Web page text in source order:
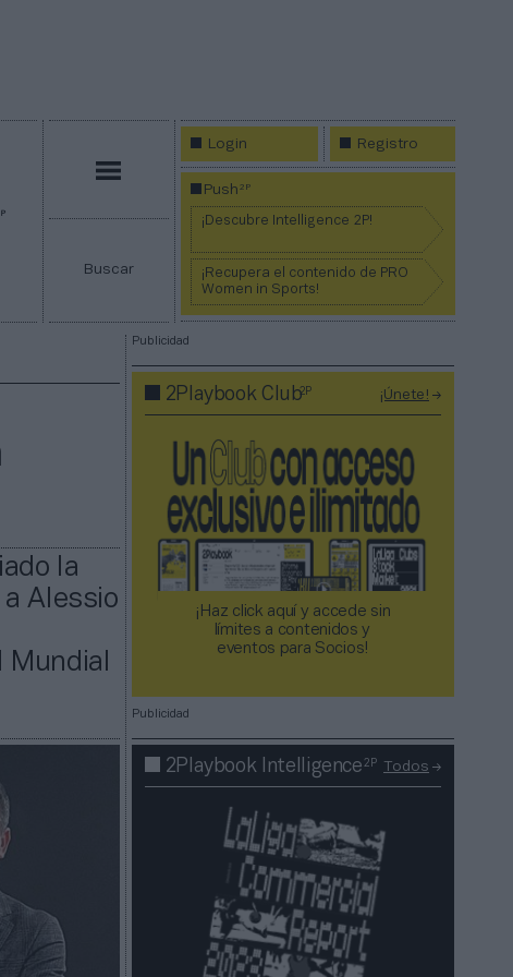
Buscar
Login Registro
Push2P
¡Descubre Intelligence 2P!
¡Recupera el contenido de PRO
Women in Sports!
la
Alessio
Publicidad
2Playbook Club2P ¡Únete!
¡Haz click aquí y accede sin
límites a contenidos y
eventos para Socios!​​​​​​​
Publicidad
2Playbook Intelligence2P Todos